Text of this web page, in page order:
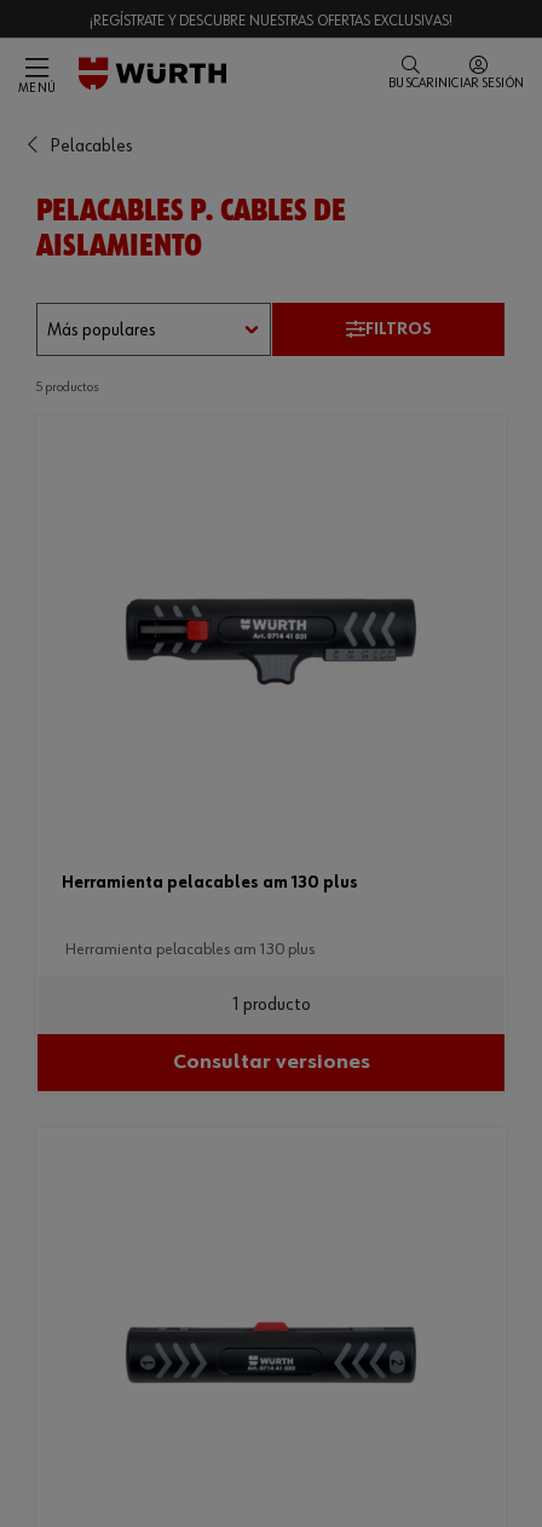
¡REGÍSTRATE Y DESCUBRE NUESTRAS OFERTAS EXCLUSIVAS!
MENÚ BUSCAR INICIAR SESIÓN
Pelacables
PELACABLES P. CABLES DE
AISLAMIENTO
FILTROS
5 productos
herramienta pelacables am 130 plus
herramienta pelacables am 130 plus
1 producto
Consultar versiones